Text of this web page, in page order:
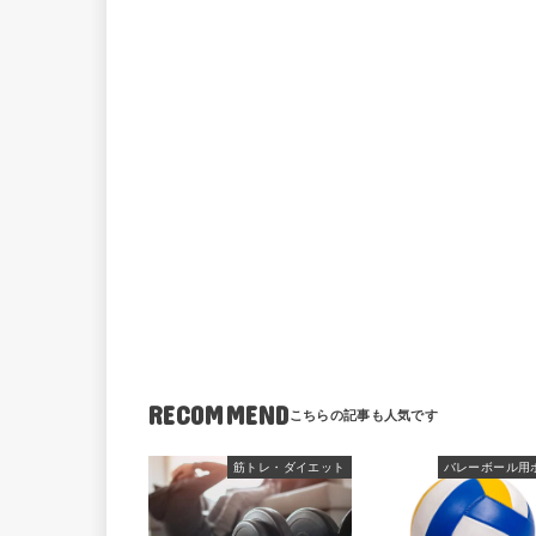
RECOMMEND
筋トレ・ダイエット バレーボール用